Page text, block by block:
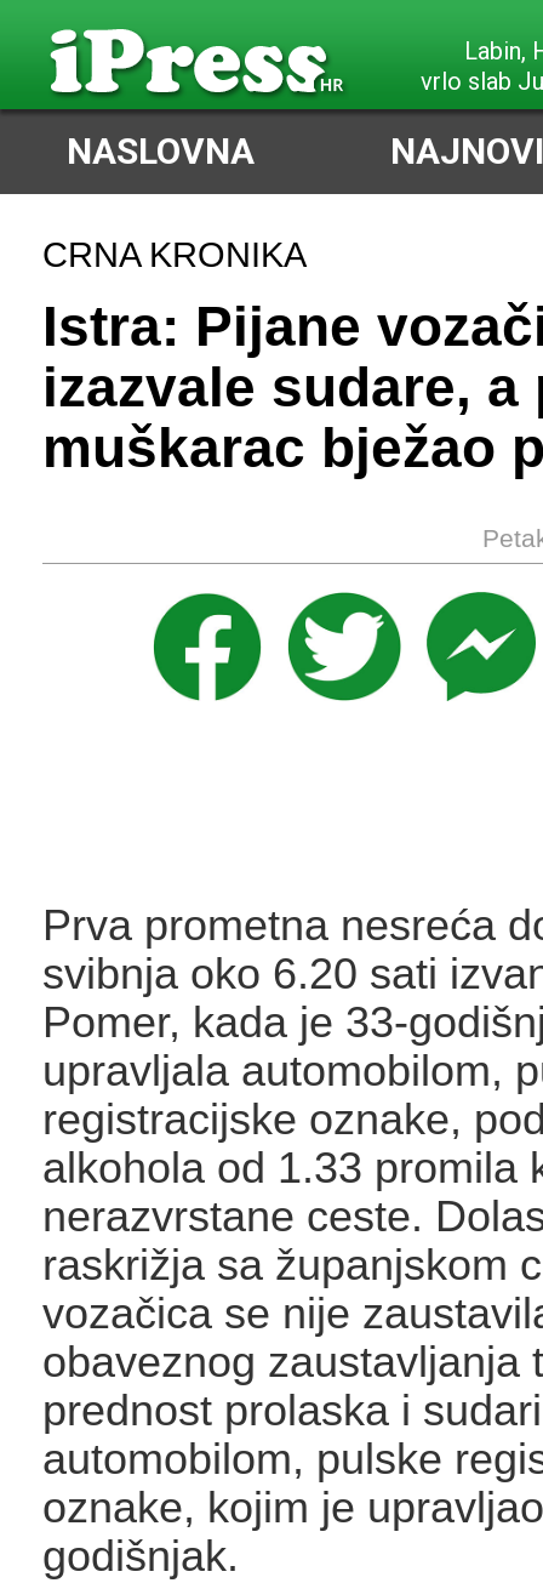
Labin,
vrlo slab
NASLOVNA
CRNA KRONIKA
Istra: Pijane
izazvale sudare, a
muškarac bježao
Prva prometna nesreća
svibnja oko 6.20 sati
Pomer, kada je 33-
upravljala automobilom,
registracijske oznake,
alkohola od 1.33 promila
nerazvrstane ceste.
raskrižja sa županjskom
vozačica se nije
obaveznog zaustavljanja
prednost prolaska i
automobilom, pulske
oznake, kojim je
godišnjak.